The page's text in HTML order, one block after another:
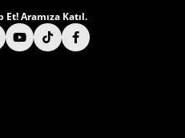
Et! Aramıza Katıl.